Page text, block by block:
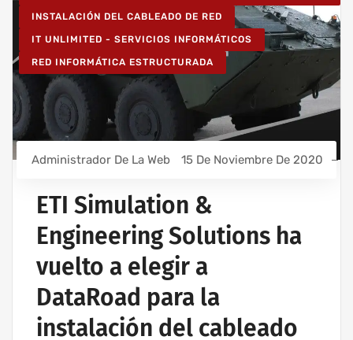
INSTALACIÓN DEL CABLEADO DE RED
IT UNLIMITED - SERVICIOS INFORMÁTICOS
RED INFORMÁTICA ESTRUCTURADA
Administrador De La Web 15 De Noviembre De 2020
ETI Simulation &
Engineering Solutions ha
vuelto a elegir a
DataRoad para la
instalación del cableado